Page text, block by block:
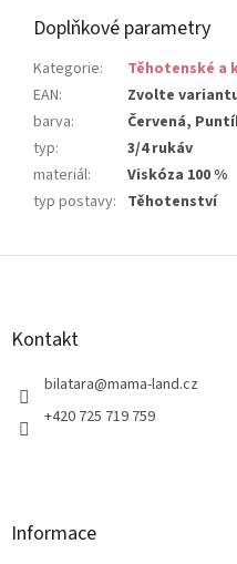
Doplňkové parametry
Kategorie:
Těhotenské a
EAN:
Zvolte
barva:
Červená,
typ:
3/4 rukáv
materiál:
Viskóza 100 %
typ postavy: Těhotenství
Z
Kontakt
bilatara@mama-land.cz
+420 725 719 759
Informace